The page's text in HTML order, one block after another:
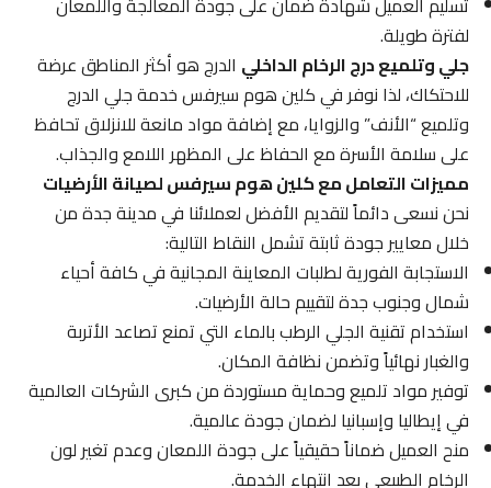
لفترة طويلة.
جلي وتلميع درج الرخام الداخليالدرج هو أكثر المناطق عرضة
للاحتكاك، لذا نوفر في كلين هوم سيرفس خدمة جلي الدرج
وتلميع “الأنف” والزوايا، مع إضافة مواد مانعة للانزلاق تحافظ
على سلامة الأسرة مع الحفاظ على المظهر اللامع والجذاب.
مميزات التعامل مع كلين هوم سيرفس لصيانة الأرضيات
نحن نسعى دائماً لتقديم الأفضل لعملائنا في مدينة جدة من
خلال معايير جودة ثابتة تشمل النقاط التالية:
الاستجابة الفورية لطلبات المعاينة المجانية في كافة أحياء
شمال وجنوب جدة لتقييم حالة الأرضيات.
استخدام تقنية الجلي الرطب بالماء التي تمنع تصاعد الأتربة
والغبار نهائياً وتضمن نظافة المكان.
توفير مواد تلميع وحماية مستوردة من كبرى الشركات العالمية
في إيطاليا وإسبانيا لضمان جودة عالمية.
منح العميل ضماناً حقيقياً على جودة اللمعان وعدم تغير لون
الرخام الطبيعي بعد انتهاء الخدمة.